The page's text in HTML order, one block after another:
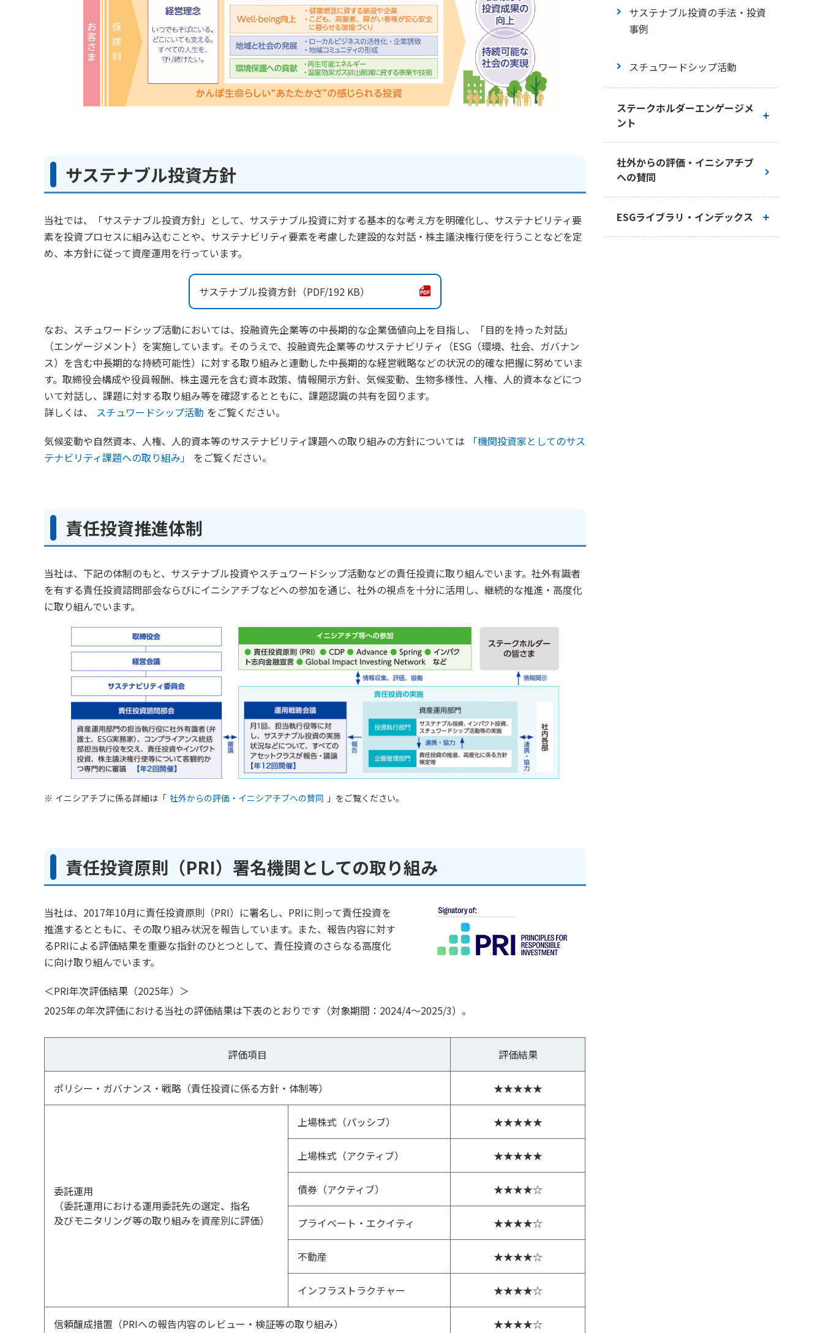
サステナブル投資方針
当社では、「サステナブル投資方針」として、サステナブル投資に対する基本的な考え方を明確化し、サステナビリティ要
素を投資プロセスに組み込むことや、サステナビリティ要素を考慮した建設的な対話・株主議決権行使を行うことなどを定
め、本方針に従って資産運用を行っています。
サステナブル投資方針 192 KB
なお、スチュワードシップ活動においては、投融資先企業等の中長期的な企業価値向上を目指し、「目的を持った対話」
（エンゲージメント）を実施しています。そのうえで、投融資先企業等のサステナビリティ（ESG（環境、社会、ガバナン
ス）を含む中長期的な持続可能性）に対する取り組みと連動した中長期的な経営戦略などの状況の的確な把握に努めていま
す。取締役会構成や役員報酬、株主還元を含む資本政策、情報開示方針、気候変動、生物多様性、人権、人的資本などにつ
いて対話し、課題に対する取り組み等を確認するとともに、課題認識の共有を図ります。
詳しくは、
スチュワードシップ活動 をご覧ください。
気候変動や自然資本、人権、人的資本等のサステナビリティ課題への取り組みの方針については
「機関投資家としてのサス
テナビリティ課題への取り組み」
をご覧ください。
責任投資推進体制
当社は、下記の体制のもと、サステナブル投資やスチュワードシップ活動などの責任投資に取り組んでいます。社外有識者
を有する責任投資諮問部会ならびにイニシアチブなどへの参加を通じ、社外の視点を十分に活用し、継続的な推進・高度化
に取り組んでいます。
イニシアチブに係る詳細は「 社外からの評価・イニシアチブへの賛同 」をご覧ください。
責任投資原則（PRI）署名機関としての取り組み
当社は、2017年10月に責任投資原則（PRI）に署名し、PRIに則って責任投資を
推進するとともに、その取り組み状況を報告しています。また、報告内容に対す
るPRIによる評価結果を重要な指針のひとつとして、責任投資のさらなる高度化
に向け取り組んでいます。
＜PRI年次評価結果（2025年）＞
2025年の年次評価における当社の評価結果は下表のとおりです（対象期間：2024/4～2025/3）。
評価項目 評価結果
ポリシー・ガバナンス・戦略（責任投資に係る方針・体制等） ★★★★★
委託運用
（委託運用における運用委託先の選定、指名
及びモニタリング等の取り組みを資産別に評価）
上場株式（パッシブ） ★★★★★
上場株式（アクティブ） ★★★★★
債券（アクティブ） ★★★★☆
プライベート・エクイティ ★★★★☆
不動産 ★★★★☆
インフラストラクチャー ★★★★☆
信頼醸成措置（PRIへの報告内容のレビュー・検証等の取り組み） ★★★★☆
人材確保・人材育成
の推進
安全衛生・健康経営
労働基準
社会貢献活動
障がいのあるお客さまへの対応
コンプライアンス（法令等の遵
リスクマネジメント
情報セキュリティ
適正な税務の取り組み
営業社員・募集代理店への教育
アセットオーナー・プリンシプ
サステナブル投資の手法・投資
事例
スチュワードシップ活動
ステークホルダーエンゲージメ
ント
基本的な考え方
お客さまとの対話
株主・投資家との対話
社外からの評価・イニシアチブ
への賛同
ESGライブラリ・インデックス